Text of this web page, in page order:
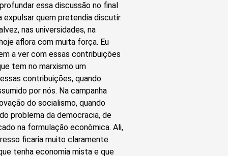
essa discussão no final
quem pretendia discutir.
nas universidades, na
aflora com muita força. Eu
a ver com essas contribuições
tem no marxismo um
contribuições, quando
por nós. Na campanha
do socialismo, quando
problema da democracia, de
na formulação econômica. Ali,
ficaria muito claramente
tenha economia mista e que